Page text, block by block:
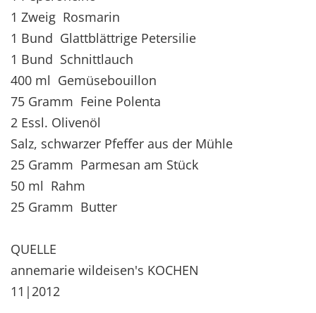
1 Zweig Rosmarin
1 Bund Glattblättrige Petersilie
1 Bund Schnittlauch
400 ml Gemüsebouillon
75 Gramm Feine Polenta
2 Essl. Olivenöl
Salz, schwarzer Pfeffer aus der Mühle
25 Gramm Parmesan am Stück
50 ml Rahm
25 Gramm Butter
QUELLE
annemarie wildeisen's KOCHEN
11|2012